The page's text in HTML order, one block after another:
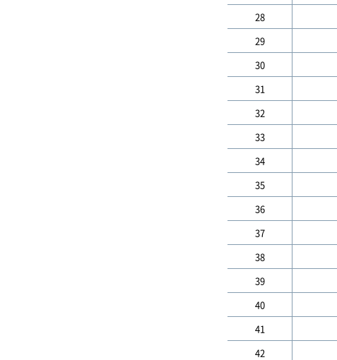
28
29
30
31
32
33
34
35
36
37
38
39
40
41
42